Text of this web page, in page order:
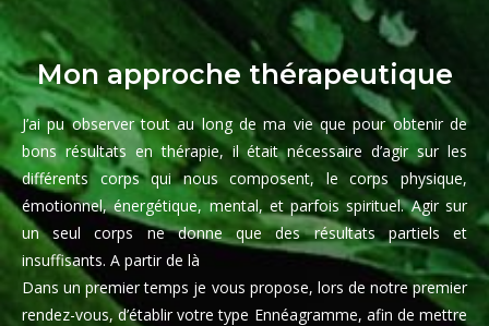
Mon approche thérapeutique
J’ai pu observer tout au long de ma vie que pour obtenir de
bons résultats en thérapie, il était nécessaire d’agir sur les
différents corps qui nous composent, le corps physique,
émotionnel, énergétique, mental, et parfois spirituel. Agir sur
un seul corps ne donne que des résultats partiels et
insuffisants. A partir de là
Dans un premier temps je vous propose, lors de notre premier
rendez-vous, d’établir votre type Ennéagramme, afin de mettre